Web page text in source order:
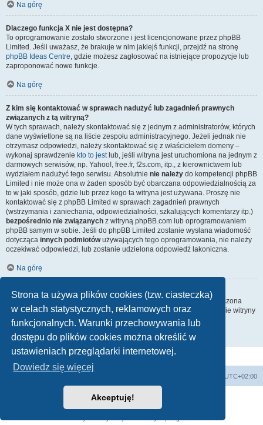
Strona ta używa plików cookies (tzw. ciasteczka)
w celach statystycznych, reklamowych oraz
funkcjonalnych. Warunki przechowywania lub
dostępu do plików cookies można określić w
ustawieniach przeglądarki internetowej.
Dowiedz się więcej
Akceptuję!
Na górę
Dlaczego funkcja X nie jest dostępna?
To oprogramowanie zostało stworzone i jest licencjonowane przez phpBB
Limited. Jeśli uważasz, że brakuje w nim jakiejś funkcji, przejdź na stronę
phpBB Ideas Centre, gdzie możesz zagłosować na istniejące propozycje lub
zaproponować nowe funkcje.
Na górę
Z kim się kontaktować w sprawach nadużyć lub zagadnień prawnych
związanych z tą witryną?
W tych sprawach, należy skontaktować się z jednym z administratorów, których
dane wyświetlone są na liście zespołu administracyjnego. Jeżeli jednak nie
otrzymasz odpowiedzi, należy skontaktować się z właścicielem domeny –
wykonaj sprawdzenie kto to jestlub, jeśli witryna jest uruchomiona na jednym z
darmowych serwisów, np. Yahoo!, free.fr, f2s.com, itp., z kierownictwem lub
wydziałem nadużyć tego serwisu. Absolutnie nie należy do kompetencji phpBB
Limited i nie może ona w żaden sposób być obarczana odpowiedzialnością za
to w jaki sposób, gdzie lub przez kogo ta witryna jest używana. Proszę nie
kontaktować się z phpBB Limited w sprawach zagadnień prawnych
(wstrzymania i zaniechania, odpowiedzialności, szkalujących komentarzy itp.)
bezpośrednio nie związanych z witryną phpBB.com lub oprogramowaniem
phpBB samym w sobie. Jeśli do phpBB Limited zostanie wysłana wiadomość
dotycząca innych podmiotówużywających tego oprogramowania, nie należy
oczekiwać odpowiedzi, lub zostanie udzielona odpowiedź lakoniczna.
Na górę
Jak nawiązać kontakt z administratorem witryny?
Wszyscy użytkownicy witryny mogą używać – jeśli funkcja ta jest włączona
przez administratora witryny – formularza „Kontakt z nami”. Członkowie witryny
mogą także używać odnośnika „Zespół administracyjny”.
Na górę
UTC+02:00
Technologię dostarczaphpBB® Forum Software © phpBB Limited
Polski pakiet językowy dostarcza